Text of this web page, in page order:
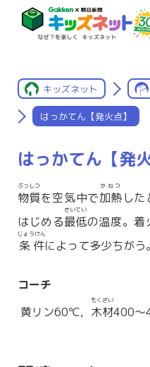
キッズネット
はっかてん【発火点】
はっかてん【発
物質
ぶっしつ
を空気中で加熱
かねつ
し
はじめる最低
さいてい
の温度。着
条件
じょうけん
によって多少ちがう。
コーチ
黄リン60℃， 木材
もくざい
400〜